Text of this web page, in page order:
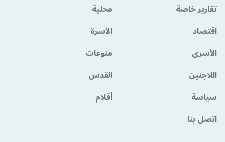
تقارير خاصة
محلية
اقتصاد
الأسرة
الأسرى
منوعات
اللاجئين
القدس
سياسة
أقلام
اتصل بنا